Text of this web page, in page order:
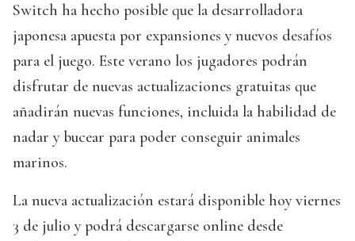
Switch ha hecho posible que la desarrolladora
japonesa apuesta por expansiones y nuevos desafíos
para el juego. Este verano los jugadores podrán
disfrutar de nuevas actualizaciones gratuitas que
añadirán nuevas funciones, incluida la habilidad de
nadar y bucear para poder conseguir animales
marinos.
La nueva actualización estará disponible hoy viernes
3 de julio y podrá descargarse online desde